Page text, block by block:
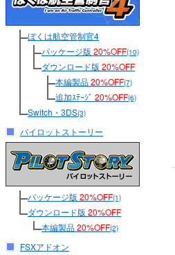
ぼくは航空管制官4
パッケージ版 20%OFF(10)
ダウンロード版 20%OFF
本編製品20%OFF(7)
追加ｽﾃｰｼﾞ 20%OFF(6)
Switch・3DS(3)
パイロットストーリー
パッケージ版 20%OFF(1)
ダウンロード版 20%OFF
本編製品20%OFF(2)
FSXアドオン